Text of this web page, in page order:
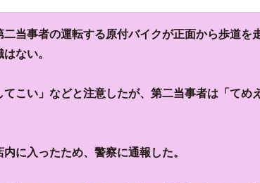
当事者の運転する原付バイクが正面から歩道を
ない。
こい」などと注意したが、第二当事者は「てめ
に入ったため、警察に通報した。